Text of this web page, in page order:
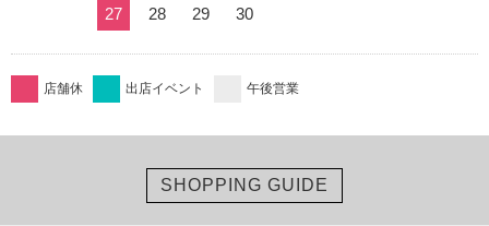
27 28 29 30
店舗休 出店イベント 午後営業
SHOPPING GUIDE